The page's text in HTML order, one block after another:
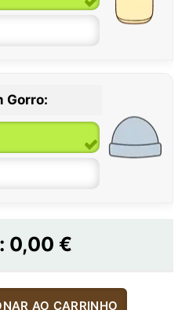
Gorro:
0,00 €
AO CARRINHO